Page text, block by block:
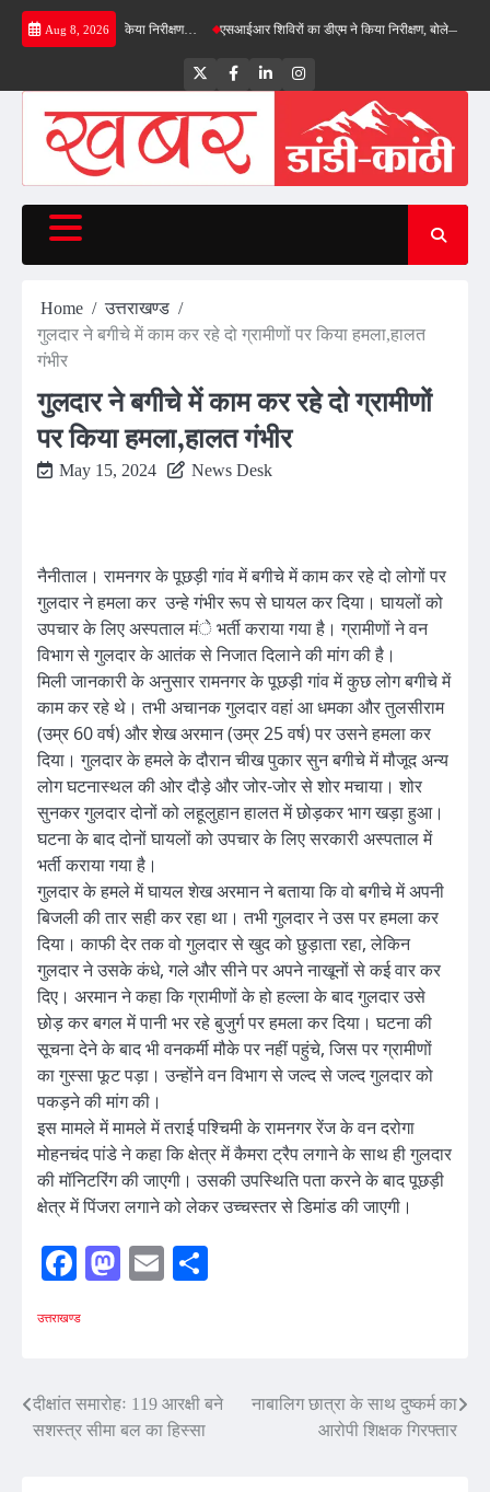
Skip
Aug 8, 2026
का डीएम ने किया निरीक्षण… एसआईआर शिविरों का डीएम ने किया निरीक्षण, बोले—कोई पात्र
TwitterFacebookLinkedInInstagram
Home
उत्तराखण्ड
गुलदार ने बगीचे में काम कर रहे दो ग्रामीणों पर किया हमला,हालत
गंभीर
गुलदार ने बगीचे में काम कर रहे दो ग्रामीणों
पर किया हमला,हालत गंभीर
May 15, 2024 News Desk
नैनीताल। रामनगर के पूछड़ी गांव में बगीचे में काम कर रहे दो लोगों पर
गुलदार ने हमला कर उन्हे गंभीर रूप से घायल कर दिया। घायलों को
उपचार के लिए अस्पताल मंे भर्ती कराया गया है। ग्रामीणों ने वन
विभाग से गुलदार के आतंक से निजात दिलाने की मांग की है।
मिली जानकारी के अनुसार रामनगर के पूछड़ी गांव में कुछ लोग बगीचे में
काम कर रहे थे। तभी अचानक गुलदार वहां आ धमका और तुलसीराम
(उम्र 60 वर्ष) और शेख अरमान (उम्र 25 वर्ष) पर उसने हमला कर
दिया। गुलदार के हमले के दौरान चीख पुकार सुन बगीचे में मौजूद अन्य
लोग घटनास्थल की ओर दौड़े और जोर-जोर से शोर मचाया। शोर
सुनकर गुलदार दोनों को लहूलुहान हालत में छोड़कर भाग खड़ा हुआ।
घटना के बाद दोनों घायलों को उपचार के लिए सरकारी अस्पताल में
भर्ती कराया गया है।
गुलदार के हमले में घायल शेख अरमान ने बताया कि वो बगीचे में अपनी
बिजली की तार सही कर रहा था। तभी गुलदार ने उस पर हमला कर
दिया। काफी देर तक वो गुलदार से खुद को छुड़ाता रहा, लेकिन
गुलदार ने उसके कंधे, गले और सीने पर अपने नाखूनों से कई वार कर
दिए। अरमान ने कहा कि ग्रामीणों के हो हल्ला के बाद गुलदार उसे
छोड़ कर बगल में पानी भर रहे बुजुर्ग पर हमला कर दिया। घटना की
सूचना देने के बाद भी वनकर्मी मौके पर नहीं पहुंचे, जिस पर ग्रामीणों
का गुस्सा फूट पड़ा। उन्होंने वन विभाग से जल्द से जल्द गुलदार को
पकड़ने की मांग की।
इस मामले में मामले में तराई पश्चिमी के रामनगर रेंज के वन दरोगा
मोहनचंद पांडे ने कहा कि क्षेत्र में कैमरा ट्रैप लगाने के साथ ही गुलदार
की मॉनिटरिंग की जाएगी। उसकी उपस्थिति पता करने के बाद पूछड़ी
क्षेत्र में पिंजरा लगाने को लेकर उच्चस्तर से डिमांड की जाएगी।
Facebook
Mastodon
Email
उत्तराखण्ड
Post
navigation
दीक्षांत समारोहः 119 आरक्षी बने
सशस्त्र सीमा बल का हिस्सा
नाबालिग छात्रा के साथ दुष्कर्म का
आरोपी शिक्षक गिरफ्तार